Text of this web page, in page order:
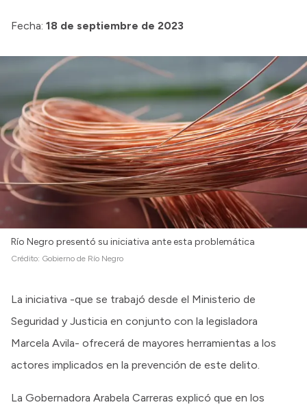
Fecha: 18 de septiembre de 2023
Río Negro presentó su iniciativa ante esta problemática
Crédito: Gobierno de Río Negro
La iniciativa -que se trabajó desde el Ministerio de
Seguridad y Justicia en conjunto con la legisladora
Marcela Avila- ofrecerá de mayores herramientas a los
actores implicados en la prevención de este delito.
La Gobernadora Arabela Carreras explicó que en los